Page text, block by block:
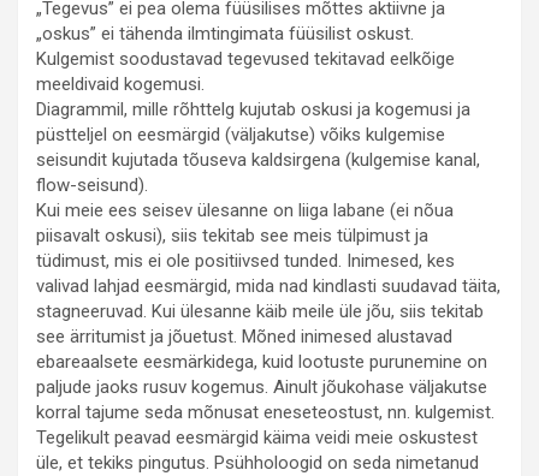
„Tegevus” ei pea olema füüsilises mõttes aktiivne ja
„oskus” ei tähenda ilmtingimata füüsilist oskust.
Kulgemist soodustavad tegevused tekitavad eelkõige
meeldivaid kogemusi.
Diagrammil, mille rõhttelg kujutab oskusi ja kogemusi ja
püstteljel on eesmärgid (väljakutse) võiks kulgemise
seisundit kujutada tõuseva kaldsirgena (kulgemise kanal,
flow-seisund).
Kui meie ees seisev ülesanne on liiga labane (ei nõua
piisavalt oskusi), siis tekitab see meis tülpimust ja
tüdimust, mis ei ole positiivsed tunded. Inimesed, kes
valivad lahjad eesmärgid, mida nad kindlasti suudavad täita,
stagneeruvad. Kui ülesanne käib meile üle jõu, siis tekitab
see ärritumist ja jõuetust. Mõned inimesed alustavad
ebareaalsete eesmärkidega, kuid lootuste purunemine on
paljude jaoks rusuv kogemus. Ainult jõukohase väljakutse
korral tajume seda mõnusat eneseteostust, nn. kulgemist.
Tegelikult peavad eesmärgid käima veidi meie oskustest
üle, et tekiks pingutus. Psühholoogid on seda nimetanud